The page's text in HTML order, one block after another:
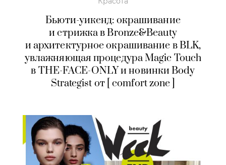
Бьюти-уикенд: окрашивание
и стрижка в Bronze&Beauty
и архитектурное окрашивание в BLK,
увлажняющая процедура Magic Touch
в THE-FACE-ONLYи новинки Body
Strategist от [ comfort zone ]